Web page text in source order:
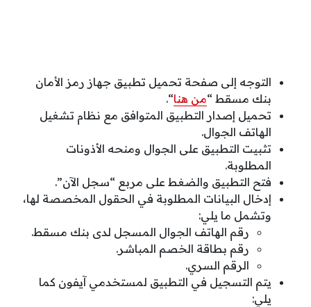
التوجه إلى صفحة تحميل تطبيق جهاز رمز الأمان
بنك مسقط “من هنا“.
تحميل إصدار التطبيق المتوافق مع نظام تشغيل
الهاتف الجوال.
تثبيت التطبيق على الجوال ومنحه الأذونات
المطلوبة.
فتح التطبيق والضغط على مربع “سجل الآن”.
إدخال البيانات المطلوبة في الحقول المخصصة لها،
وتشمل ما يلي:
رقم الهاتف الجوال المسجل لدى بنك مسقط.
رقم بطاقة الخصم المباشر.
الرقم السري.
يتم التسجيل في التطبيق لمستخدمي آيفون كما
يلي: